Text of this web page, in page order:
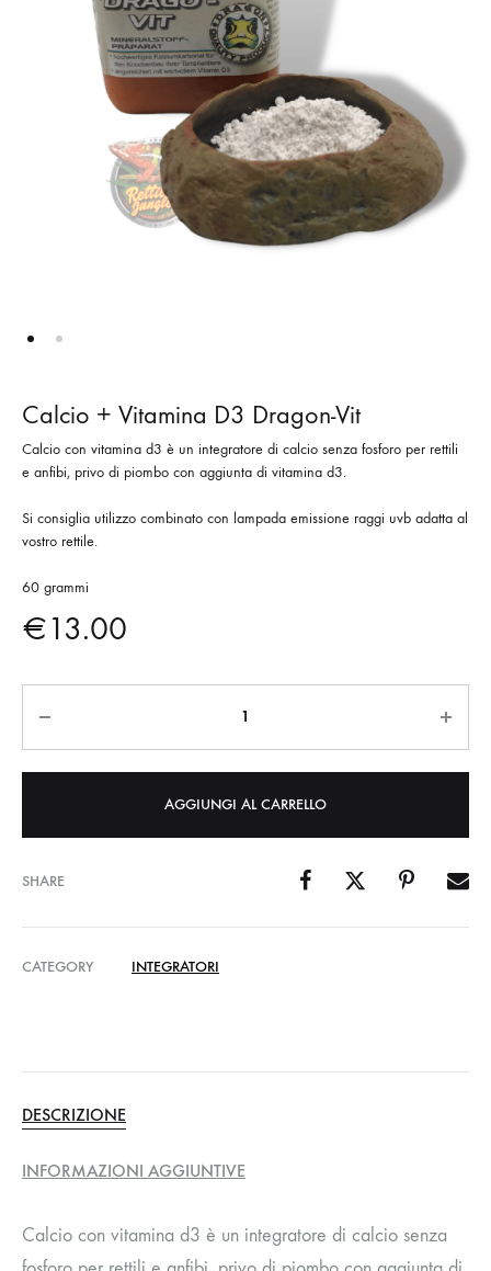
Calcio + Vitamina D3 Dragon-Vit
Calcio con vitamina d3 è un integratore di calcio senza fosforo per rettili
e anfibi, privo di piombo con aggiunta di vitamina d3.
Si consiglia utilizzo combinato con lampada emissione raggi uvb adatta al
vostro rettile.
60 grammi
€13.00
AGGIUNGI AL CARRELLO
SHARE
CATEGORY INTEGRATORI
DESCRIZIONE
INFORMAZIONI AGGIUNTIVE
Calcio con vitamina d3 è un integratore di calcio senza